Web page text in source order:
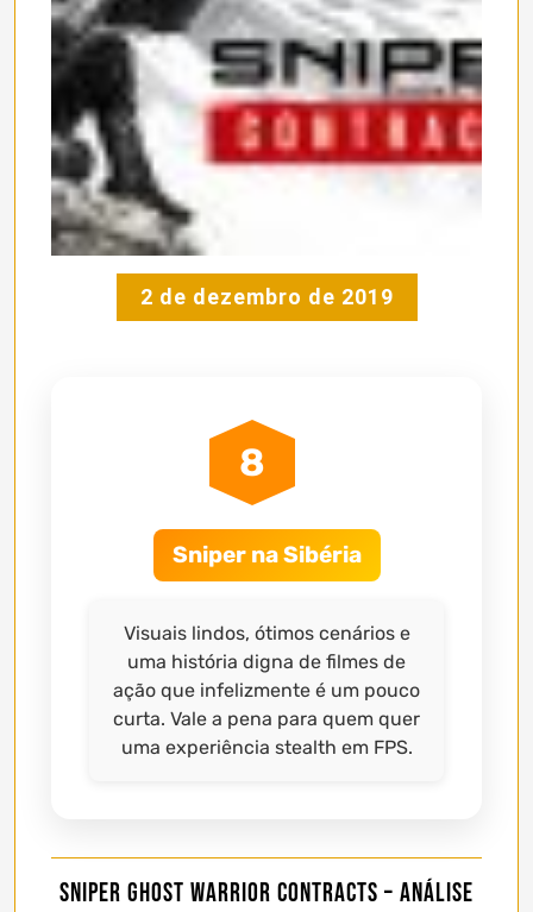
2 de dezembro de 2019
8
Sniper na Sibéria
Visuais lindos, ótimos cenários e
uma história digna de filmes de
ação que infelizmente é um pouco
curta. Vale a pena para quem quer
uma experiência stealth em FPS.
Sniper Ghost Warrior Contracts – Análise